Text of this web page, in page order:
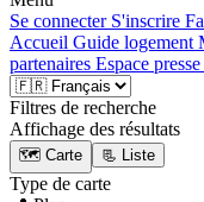
Se connecter S'inscrire
Accueil Guide logement
partenaires Espace presse
Filtres de recherche
Affichage des résultats
🗺️ Carte 📃 Liste
Type de carte